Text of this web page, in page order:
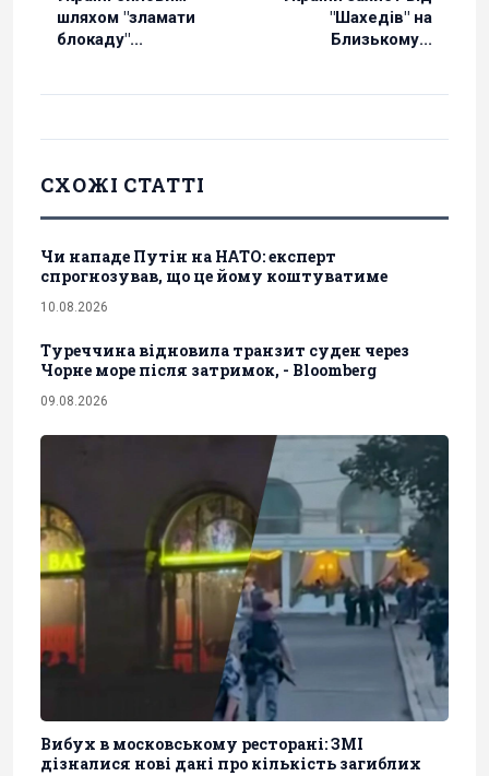
шляхом "зламати
блокаду"...
"Шахедів" на
Близькому...
СХОЖІ СТАТТІ
Чи нападе Путін на НАТО: експерт
спрогнозував, що це йому коштуватиме
10.08.2026
Туреччина відновила транзит суден через
Чорне море після затримок, - Bloomberg
09.08.2026
Вибух в московському ресторані: ЗМІ
дізналися нові дані про кількість загиблих